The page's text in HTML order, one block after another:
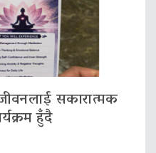
सकारात्मक
हुँदै